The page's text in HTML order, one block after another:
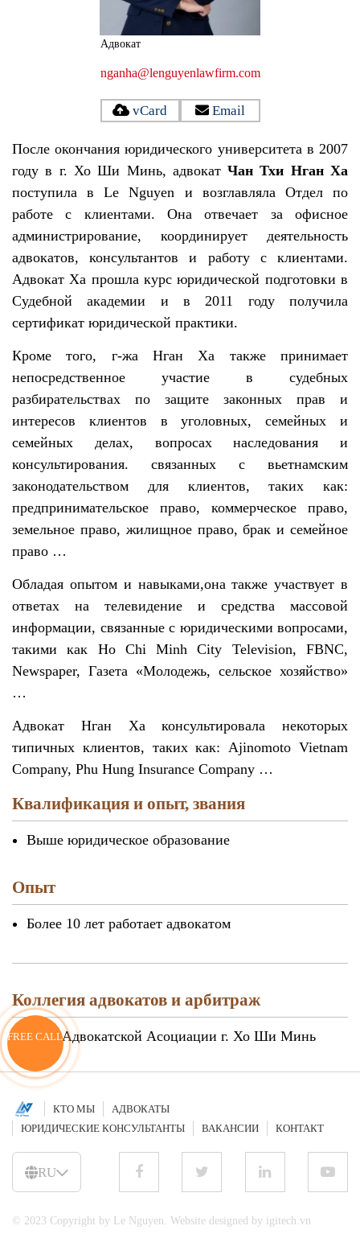
Адвокат
nganha@lenguyenlawfirm.com
vCard Email
После окончания юридического университета в 2007
году в г. Хо Ши Минь, адвокатЧан Тхи Нган Ха
поступила в Le Nguyen и возглавляла Отдел по
работе с клиентами. Она отвечает за офисное
администрирование, координирует деятельность
адвокатов, консультантов и работу с клиентами.
Адвокат Ха прошла курс юридической подготовки в
Судебной академии и в 2011 году получила
сертификат юридической практики.
Кроме того, г-жа Нган Ха также принимает
непосредственное участие в судебных
разбирательствах по защите законных прав и
интересов клиентов в уголовных, семейных и
семейных делах, вопросах наследования и
консультирования. связанных с вьетнамским
законодательством для клиентов, таких как:
предпринимательское право, коммерческое право,
земельное право, жилищное право, брак и семейное
право …
Обладая опытом и навыками,она также участвует в
ответах на телевидение и средства массовой
информации, связанные с юридическими вопросами,
такими как Ho Chi Minh City Television, FBNC,
Newspaper, Газета «Молодежь, сельское хозяйство»
…
Адвокат Нган Ха консультировала некоторых
типичных клиентов, таких как: Ajinomoto Vietnam
Company, Phu Hung Insurance Company …
Квалификация и опыт, звания
Выше юридическое образование
Опыт
Более 10 лет работает адвокатом
Коллегия адвокатов и арбитраж
Член Адвокатской Асоциации г. Хо Ши Минь
© 2023 Copyright by Le Nguyen. Website designed by igitech.vn
RU
КТО МЫ
АДВОКАТЫ
ЮРИДИЧЕСКИЕ КОНСУЛЬТАНТЫ
ВАКАНСИИ КОНТАКТ
FREE CALL